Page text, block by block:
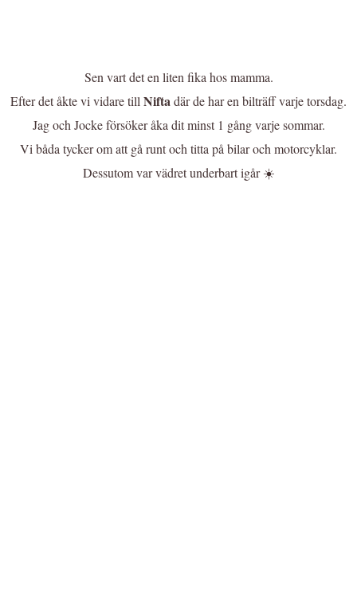
Sen vart det en liten fika hos mamma.
Efter det åkte vi vidare tillNiftadär de har en bilträff varje torsdag.
Jag och Jocke försöker åka dit minst 1 gång varje sommar.
Vi båda tycker om att gå runt och titta på bilar och motorcyklar.
Dessutom var vädret underbart igår ☀️